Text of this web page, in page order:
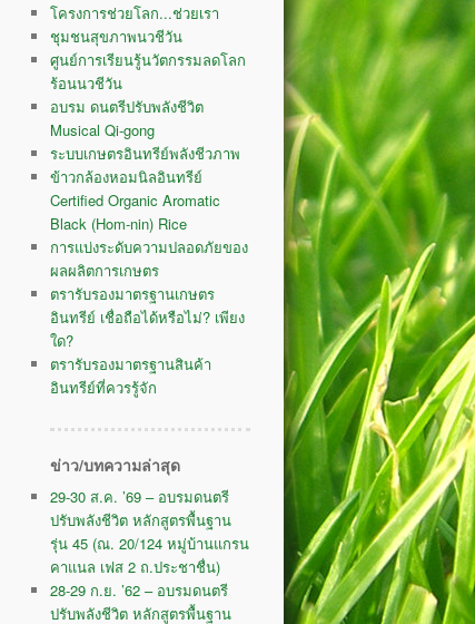
โครงการช่วยโลก...ช่วยเรา
ชุมชนสุขภาพนวชีวัน
ศูนย์การเรียนรู้นวัตกรรมลดโลก
ร้อนนวชีวัน
อบรม ดนตรีปรับพลังชีวิต
Musical Qi-gong
ระบบเกษตรอินทรีย์พลังชีวภาพ
ข้าวกล้องหอมนิลอินทรีย์
Certified Organic Aromatic
Black (Hom-nin) Rice
การแบ่งระดับความปลอดภัยของ
ผลผลิตการเกษตร
ตรารับรองมาตรฐานเกษตร
อินทรีย์ เชื่อถือได้หรือไม่? เพียง
ใด?
ตรารับรองมาตรฐานสินค้า
อินทรีย์ที่ควรรู้จัก
ข่าว/บทความล่าสุด
29-30 ส.ค. ’69 – อบรมดนตรี
ปรับพลังชีวิต หลักสูตรพื้นฐาน
รุ่น 45 (ณ. 20/124 หมู่บ้านแกรน
คาแนล เฟส 2 ถ.ประชาชื่น)
28-29 ก.ย. ’62 – อบรมดนตรี
ปรับพลังชีวิต หลักสูตรพื้นฐาน